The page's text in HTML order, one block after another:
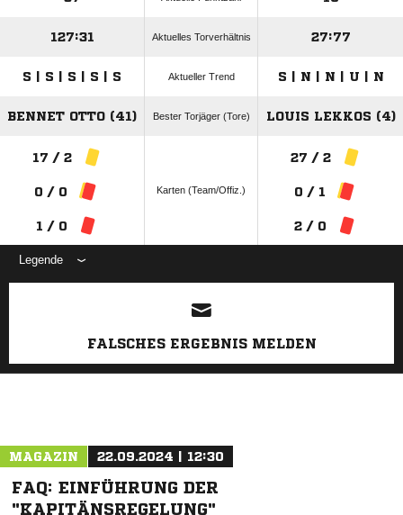
127:31 Aktuelles Torverhältnis 27:77
S | S | S | S | S Aktueller Trend S | N | N | U | N
BENNET OTTO (41) Bester Torjäger (Tore) LOUIS LEKKOS (4)
17 / 2
0 / 0
1 / 0
Karten (Team/Offiz.)
27 / 2
0 / 1
2 / 0
Legende
ANZEIGE
FALSCHES ERGEBNIS MELDEN
MAGAZIN 22.09.2024 | 12:30
FAQ: EINFÜHRUNG DER
"KAPITÄNSREGELUNG"